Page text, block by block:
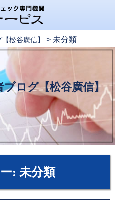
松谷廣信】 > 未分類
ブログ【松谷廣信】
: 未分類